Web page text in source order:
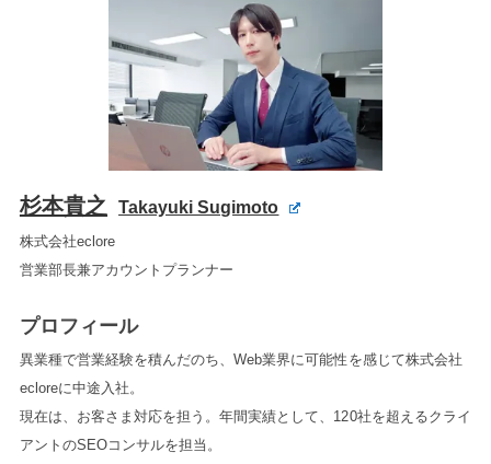
杉本貴之 Takayuki Sugimoto
株式会社eclore
営業部長兼アカウントプランナー
プロフィール
異業種で営業経験を積んだのち、Web業界に可能性を感じて株式会社
ecloreに中途入社。
現在は、お客さま対応を担う。年間実績として、120社を超えるクライ
アントのSEOコンサルを担当。